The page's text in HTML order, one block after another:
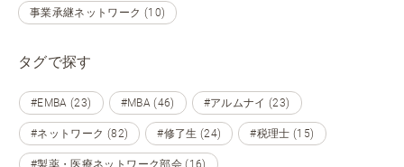
事業承継ネットワーク (10)
タグで探す
#EMBA (23) #MBA (46) #アルムナイ (23)
#ネットワーク (82) #修了生 (24) #税理士 (15)
#製薬・医療ネットワーク部会 (16)